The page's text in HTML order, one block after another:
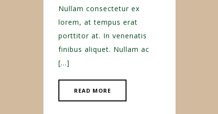
Nullam consectetur ex
lorem, at tempus erat
porttitor at. In venenatis
finibus aliquet. Nullam ac
[…]
READ MORE